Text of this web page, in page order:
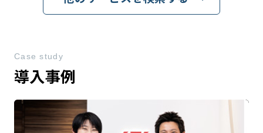
導入事例
Case study